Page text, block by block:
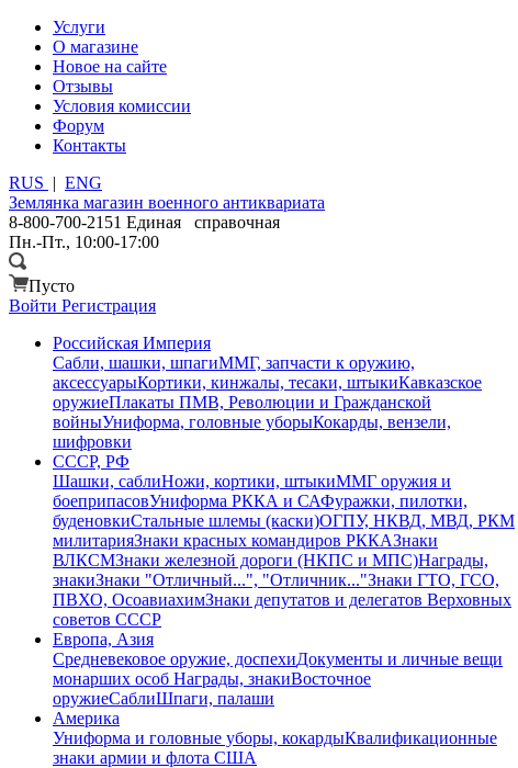
Услуги
О магазине
Новое на сайте
Отзывы
Условия комиссии
Форум
Контакты
RUS | ENG
Землянка магазин военного антиквариата
8-800-700-2151 Единая справочная
Пн.-Пт., 10:00-17:00
Пусто
Войти Регистрация
Российская Империя
Сабли, шашки, шпагиММГ, запчасти к оружию,
аксессуарыКортики, кинжалы, тесаки, штыкиКавказское
оружиеПлакаты ПМВ, Революции и Гражданской
войныУниформа, головные уборыКокарды, вензели,
шифровки
СССР, РФ
Шашки, саблиНожи, кортики, штыкиММГ оружия и
боеприпасовУниформа РККА и САФуражки, пилотки,
буденовкиСтальные шлемы (каски)ОГПУ, НКВД, МВД, РКМ
милитарияЗнаки красных командиров РККАЗнаки
ВЛКСМЗнаки железной дороги (НКПС и МПС)Награды,
знакиЗнаки "Отличный...", "Отличник..."Знаки ГТО, ГСО,
ПВХО, ОсоавиахимЗнаки депутатов и делегатов Верховных
советов СССР
Европа, Азия
Средневековое оружие, доспехиДокументы и личные вещи
монарших особ Награды, знакиВосточное
оружиеСаблиШпаги, палаши
Америка
Униформа и головные уборы, кокардыКвалификационные
знаки армии и флота США